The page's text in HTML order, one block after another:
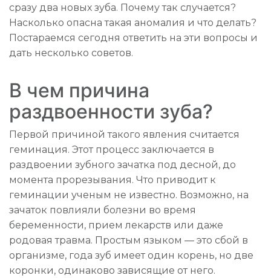
сразу два новых зуба. Почему так случается?
Насколько опасна такая аномалия и что делать?
Постараемся сегодня ответить на эти вопросы и
дать несколько советов.
В чем причина
раздвоенности зуба?
Первой причиной такого явления считается
геминация. Этот процесс заключается в
раздвоении зубного зачатка под десной, до
момента прорезывания. Что приводит к
геминации ученым не известно. Возможно, на
зачаток повлияли болезни во время
беременности, прием лекарств или даже
родовая травма. Простым языком — это сбой в
организме, года зуб имеет один корень, но две
коронки, одинаково зависящие от него.